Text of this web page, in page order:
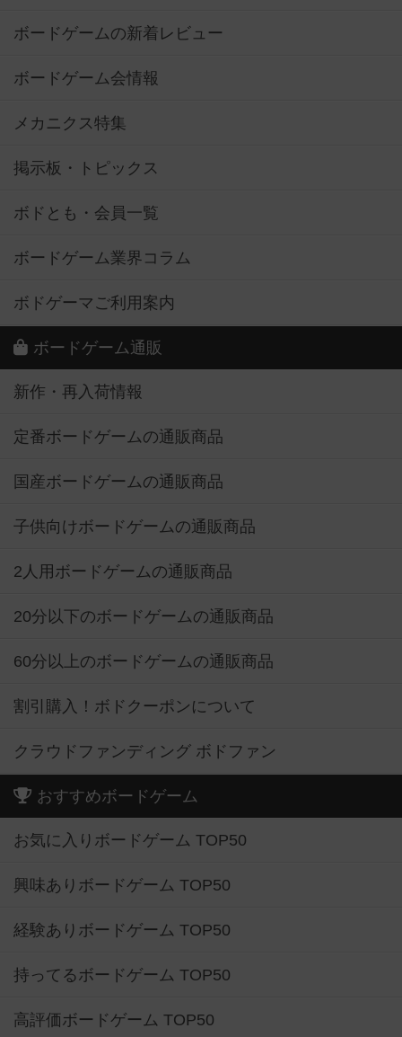
ボードゲームの新着レビュー
ボードゲーム会情報
メカニクス特集
掲示板・トピックス
ボドとも・会員一覧
ボードゲーム業界コラム
ボドゲーマご利用案内
ボードゲーム通販
新作・再入荷情報
定番ボードゲームの通販商品
国産ボードゲームの通販商品
子供向けボードゲームの通販商品
2人用ボードゲームの通販商品
20分以下のボードゲームの通販商品
60分以上のボードゲームの通販商品
割引購入！ボドクーポンについて
クラウドファンディング ボドファン
おすすめボードゲーム
お気に入りボードゲーム TOP50
興味ありボードゲーム TOP50
経験ありボードゲーム TOP50
持ってるボードゲーム TOP50
高評価ボードゲーム TOP50